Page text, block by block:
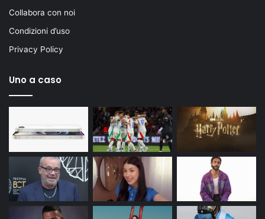
Collabora con noi
Condizioni d’uso
Privacy Policy
Uno a caso